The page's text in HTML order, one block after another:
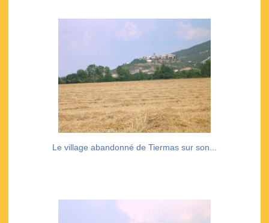
Le village abandonné de Tiermas sur son...